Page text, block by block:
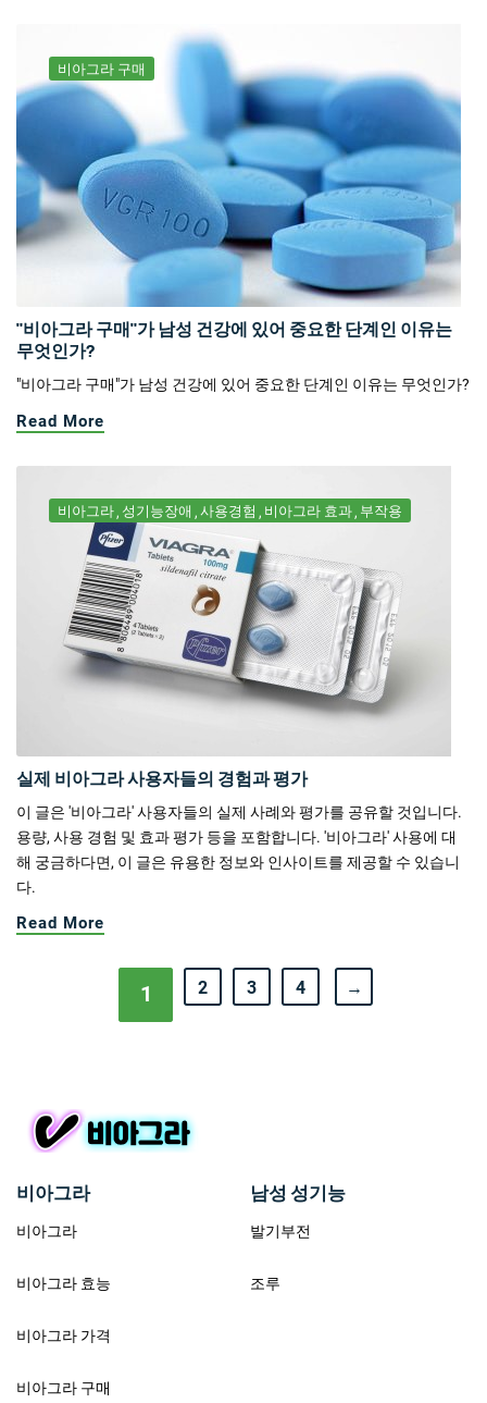
비아그라 구매
"비아그라 구매"가 남성 건강에 있어 중요한 단계인 이유는
무엇인가?
"비아그라 구매"가 남성 건강에 있어 중요한 단계인 이유는 무엇인가?
Read More
비아그라 성기능장애 사용경험 비아그라 효과 부작용
실제 비아그라 사용자들의 경험과 평가
이 글은 '비아그라' 사용자들의 실제 사례와 평가를 공유할 것입니다.
용량, 사용 경험 및 효과 평가 등을 포함합니다. '비아그라' 사용에 대
해 궁금하다면, 이 글은 유용한 정보와 인사이트를 제공할 수 있습니
다.
Read More
1 2 3 4 →
비아그라
비아그라
비아그라 효능
비아그라 가격
비아그라 구매
남성 성기능
발기부전
조루